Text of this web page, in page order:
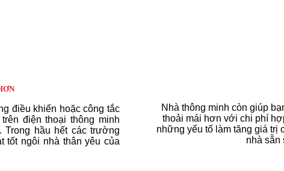
điều khiển hoặc công tắc
điện thoại thông minh
Trong hầu hết các trường
tốt ngôi nhà thân yêu của
Nhà thông minh còn giúp
thoải mái hơn với chi phí
những yếu tố làm tăng giá trị
nhà sẵn